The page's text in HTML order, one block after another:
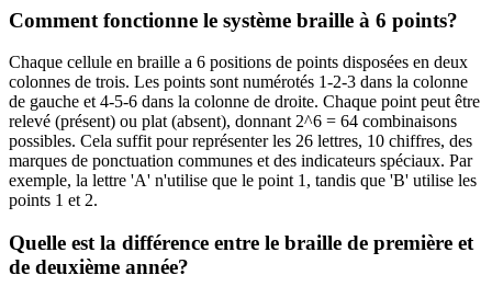
Comment fonctionne le système braille à 6 points?
Chaque cellule en braille a 6 positions de points disposées en deux
colonnes de trois. Les points sont numérotés 1-2-3 dans la colonne
de gauche et 4-5-6 dans la colonne de droite. Chaque point peut être
relevé (présent) ou plat (absent), donnant 2^6 = 64 combinaisons
possibles. Cela suffit pour représenter les 26 lettres, 10 chiffres, des
marques de ponctuation communes et des indicateurs spéciaux. Par
exemple, la lettre 'A' n'utilise que le point 1, tandis que 'B' utilise les
points 1 et 2.
Quelle est la différence entre le braille de première et
de deuxième année?